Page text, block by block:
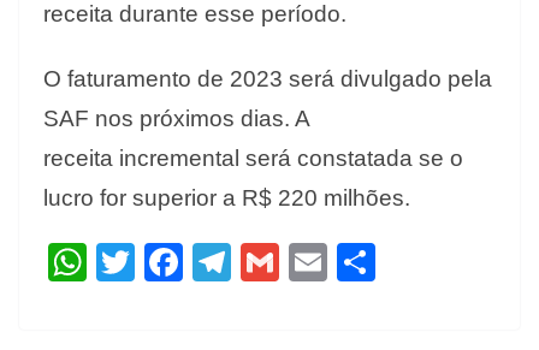
receita durante esse período.
O faturamento de 2023 será divulgado pela
SAF nos próximos dias. A
receita incremental será constatada se o
lucro for superior a R$ 220 milhões.
W T F T G E